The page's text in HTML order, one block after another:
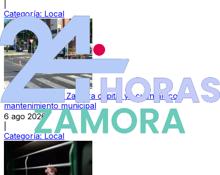
Categoría: Local
Las travesías de Zamora capital ya cuentan con
mantenimiento municipal
6 ago 2026
Categoría:Local